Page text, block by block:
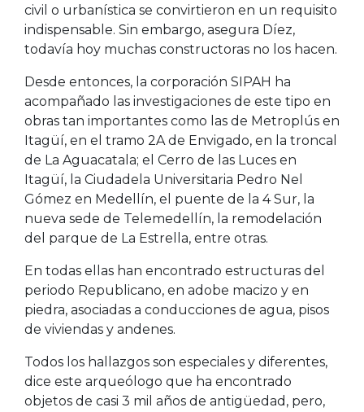
civil o urbanística se convirtieron en un requisito
indispensable. Sin embargo, asegura Díez,
todavía hoy muchas constructoras no los hacen.
Desde entonces, la corporación SIPAH ha
acompañado las investigaciones de este tipo en
obras tan importantes como las de Metroplús en
Itagüí, en el tramo 2A de Envigado, en la troncal
de La Aguacatala; el Cerro de las Luces en
Itagüí, la Ciudadela Universitaria Pedro Nel
Gómez en Medellín, el puente de la 4 Sur, la
nueva sede de Telemedellín, la remodelación
del parque de La Estrella, entre otras.
En todas ellas han encontrado estructuras del
periodo Republicano, en adobe macizo y en
piedra, asociadas a conducciones de agua, pisos
de viviendas y andenes.
Todos los hallazgos son especiales y diferentes,
dice este arqueólogo que ha encontrado
objetos de casi 3 mil años de antigüedad, pero,